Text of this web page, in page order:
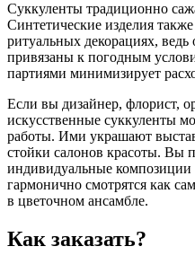
Суккуленты традиционно
Синтетические изделия
ритуальных декорациях,
привязаны к погодным
партиями минимизирует
Если вы дизайнер, флорист,
искусственные суккуленты
работы. Ими украшают
стойки салонов красоты. Вы
индивидуальные композиции
гармонично смотрятся как
в цветочном ансамбле.
Как заказать?